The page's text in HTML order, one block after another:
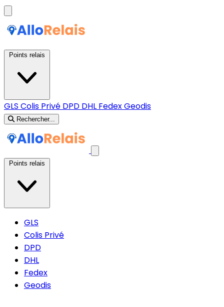
GLS Colis Privé DPD DHL FedexGeodis
Rechercher...
GLS
Colis Privé
DPD
DHL
Fedex
Geodis